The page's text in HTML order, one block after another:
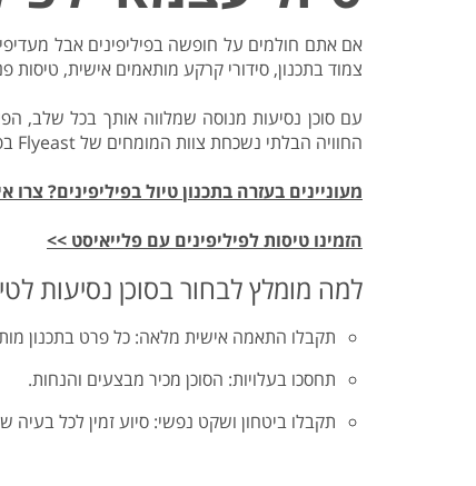
טיסות אל על
המדריך למטייל באיי סיישל
המדריך למטייל בזנזיבר
המדריך למטייל בדובאי
אם אתם חולמים על חופשה בפיליפינים אבל
צמוד בתכנון, סידורי קרקע מותאמים אישית, טיסות
עם סוכן נסיעות מנוסה שמלווה אותך בכל שלב,
החוויה הבלתי נשכחת צוות המומחים של Flyeast בפיליפינים יעזור לכם לתכנן את המסלול המושלם.
מעוניינים בעזרה בתכנון טיול בפיליפינים? צרו
הזמינו טיסות לפיליפינים עם פלייאיסט >>
למה מומלץ לבחור בסוכן נסיעות
תקבלו התאמה אישית מלאה: כל פרט בתכנון
תחסכו בעלויות: הסוכן מכיר מבצעים והנחות.
תקבלו ביטחון ושקט נפשי: סיוע זמין לכל